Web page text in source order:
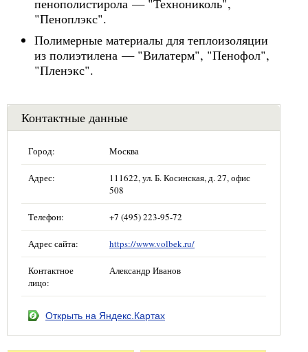
пенополистирола — "Технониколь",
"Пеноплэкс".
Полимерные материалы для теплоизоляции
из полиэтилена — "Вилатерм", "Пенофол",
"Пленэкс".
Контактные данные
Город: Москва
Адрес:
111622, ул. Б. Косинская, д. 27, офис
508
Телефон: +7 (495) 223-95-72
Адрес сайта: https://www.volbek.ru/
Контактное
лицо:
Александр Иванов
Открыть на Яндекс.Картах